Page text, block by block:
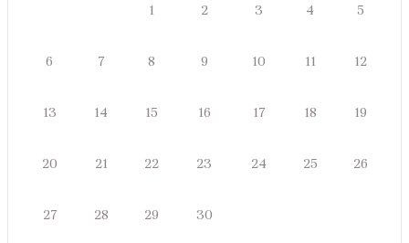
1 2수 3목 4 5
6 7월 8화 9수 10목 11 12토
13일 14 15화 16수 17목 18금 19
20일 21 22화 23 24목 25금 26
27일 28월 29화 30수